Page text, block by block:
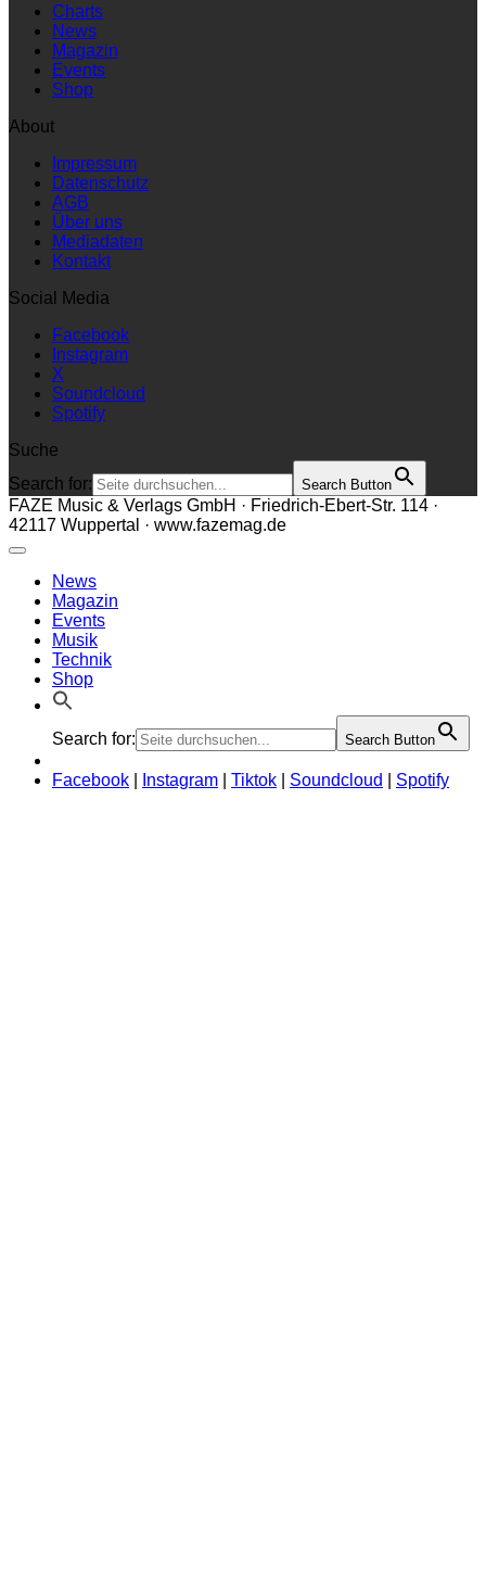
Charts
News
Magazin
Events
Shop
About
Impressum
Datenschutz
AGB
Über uns
Mediadaten
Kontakt
Social Media
Facebook
Instagram
X
Soundcloud
Spotify
Suche
Search for:
Search Button
FAZE Music & Verlags GmbH · Friedrich-Ebert-Str. 114 ·
42117 Wuppertal · www.fazemag.de
News
Magazin
Events
Musik
Technik
Shop
Search for: Search Button
Facebook Instagram Tiktok Soundcloud Spotify